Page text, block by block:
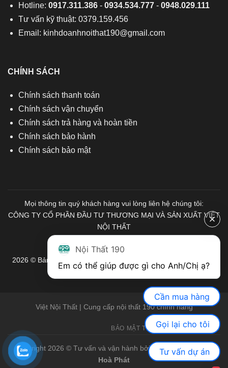
Hotline: 0917.311.386- 0934.534.777- 0948.029.111
Tư vấn kỹ thuật: 0379.159.456
Email: kinhdoanhnoithat190@gmail.com
CHÍNH SÁCH
Chính sách thanh toán
Chính sách vận chuyển
Chính sách trả hàng và hoàn tiền
Chính sách bảo hành
Chính sách bảo mật
Mọi thông tin quý khách hàng vui lòng liên hệ chúng tôi:
CÔNG TY CỔ PHẦN ĐẦU TƯ THƯƠNG MẠI VÀ SẢN XUẤT VIỆT
NỘI THẤT
2026 © Bản quyền thuộc về Nội Thất 190. Mọi quyền được bảo
lưu.
Việt Nội Thất | Cung cấp nội thất 190 chính hãng
BẢO MẬT THÔNG TIN GIỚI THIỆU
Copyright 2026 © Tư vấn và vận hành bởi Việt Nội Thất |
Bàn
Hoà Phát
Nội Thất 190
Cần mua hàng
Gọi lại cho tôi
Tư vấn dự án